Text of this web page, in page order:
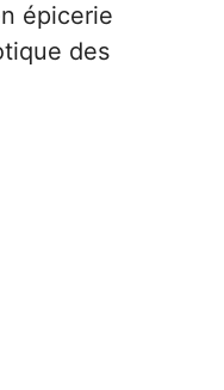
épicerie
des